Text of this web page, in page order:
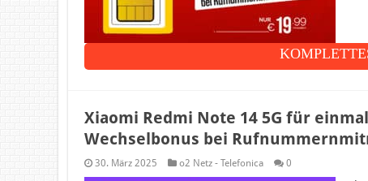
Xiaomi Redmi Note 14 5G für
Wechselbonus bei
30. März 2025 o2 Netz - Telefonica 0